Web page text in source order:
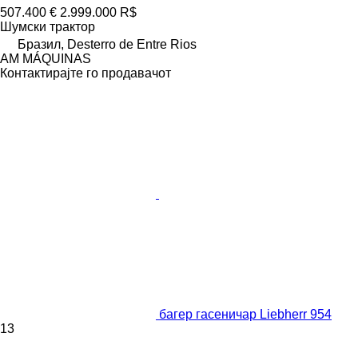
507.400 € 2.999.000 R$
Шумски трактор
Бразил, Desterro de Entre Rios
AM MÁQUINAS
Контактирајте го продавачот
багер гасеничар Liebherr 954
13